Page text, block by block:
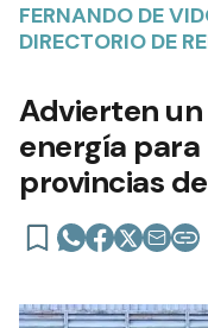
FERNANDO DE
DIRECTORIO DE
Advierten
energía para
provincias